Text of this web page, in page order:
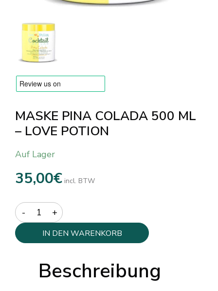
Kontakt
MASKE PINA COLADA 500 ML
– LOVE POTION
Auf Lager
35,00€ incl. BTW
Quantity
IN DEN WARENKORB
Beschreibung